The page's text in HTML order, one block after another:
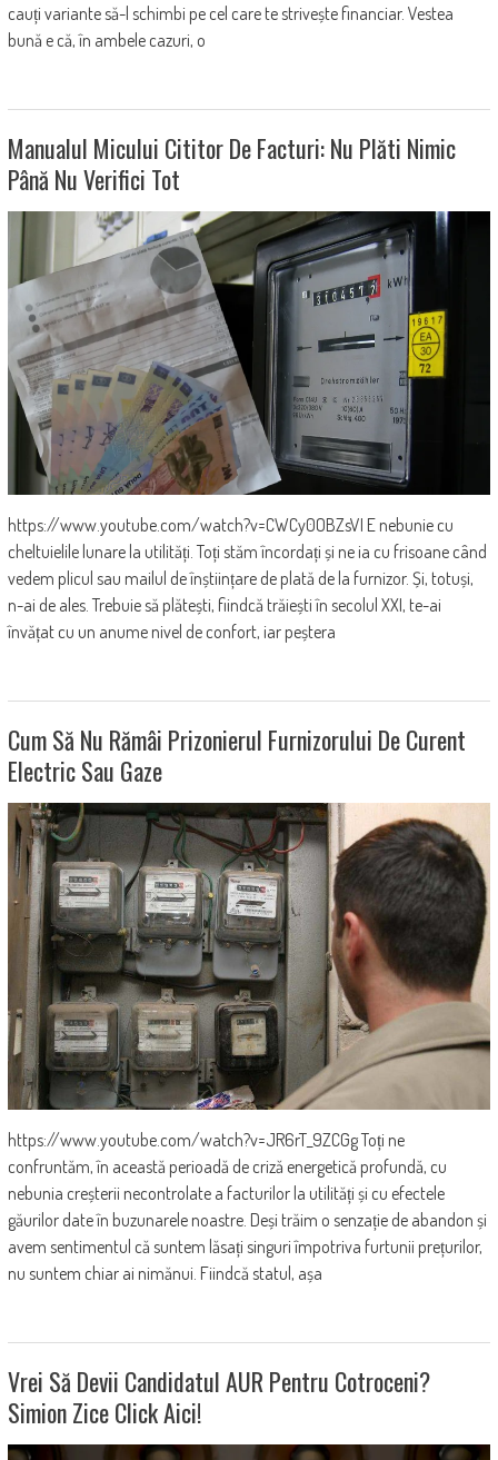
cauți variante să-l schimbi pe cel care te strivește financiar. Vestea
bună e că, în ambele cazuri, o
Manualul Micului Cititor De Facturi: Nu Plăti Nimic
Până Nu Verifici Tot
https://www.youtube.com/watch?v=CWCy0OBZsVI E nebunie cu
cheltuielile lunare la utilități. Toți stăm încordați și ne ia cu frisoane când
vedem plicul sau mailul de înștiințare de plată de la furnizor. Și, totuși,
n-ai de ales. Trebuie să plătești, fiindcă trăiești în secolul XXI, te-ai
învățat cu un anume nivel de confort, iar peștera
Cum Să Nu Rămâi Prizonierul Furnizorului De Curent
Electric Sau Gaze
https://www.youtube.com/watch?v=JR6rT_9ZCGg Toți ne
confruntăm, în această perioadă de criză energetică profundă, cu
nebunia creșterii necontrolate a facturilor la utilități și cu efectele
găurilor date în buzunarele noastre. Deși trăim o senzație de abandon și
avem sentimentul că suntem lăsați singuri împotriva furtunii prețurilor,
nu suntem chiar ai nimănui. Fiindcă statul, așa
Vrei Să Devii Candidatul AUR Pentru Cotroceni?
Simion Zice Click Aici!